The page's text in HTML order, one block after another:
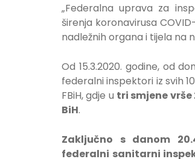
„Federalna uprava za
širenja koronavirusa
nadležnih organa i tijela na
Od 15.3.2020. godine, od
federalni inspektori iz svih
FBiH, gdje u tri smjene
BiH.
Zaključno s danom 20
federalni sanitarni